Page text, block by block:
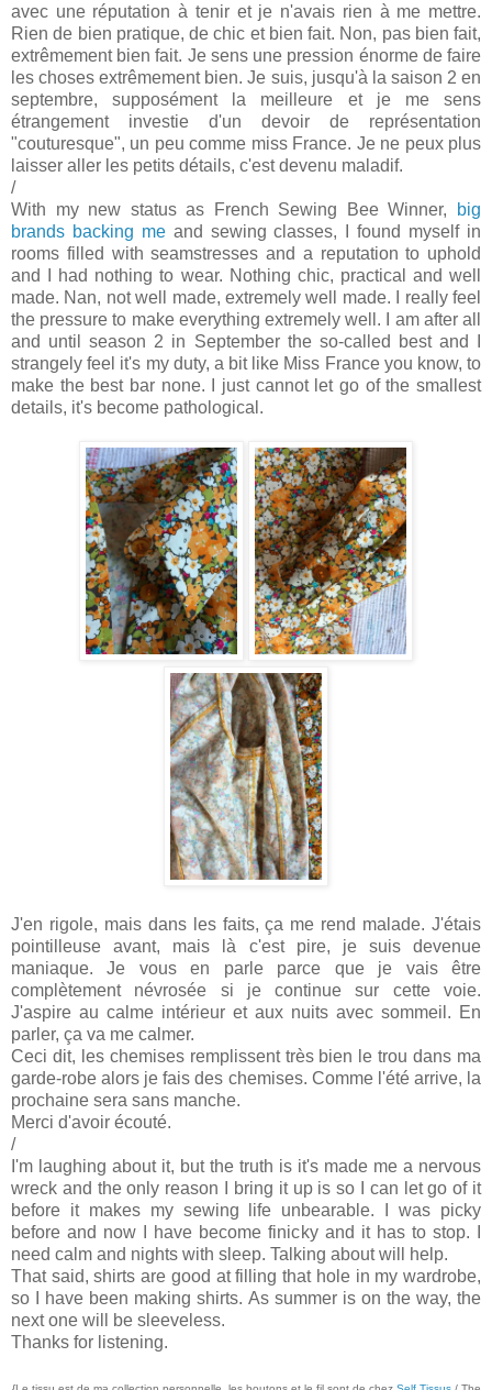
avec une réputation à tenir et je n'avais rien à me mettre.
Rien de bien pratique, de chic et bien fait. Non, pas bien fait,
extrêmement bien fait. Je sens une pression énorme de faire
les choses extrêmement bien. Je suis, jusqu'à la saison 2 en
septembre, supposément la meilleure et je me sens
étrangement investie d'un devoir de représentation
"couturesque", un peu comme miss France. Je ne peux plus
laisser aller les petits détails, c'est devenu maladif.
/
With my new status as French Sewing Bee Winner,
big
brands backing meand sewing classes, I found myself in
rooms filled with seamstresses and a reputation to uphold
and I had nothing to wear. Nothing chic, practical and well
made. Nan, not well made, extremely well made. I really feel
the pressure to make everything extremely well. I am after all
and until season 2 in September the so-called best and I
strangely feel it's my duty, a bit like Miss France you know, to
make the best bar none. I just cannot let go of the smallest
details, it's become pathological.
J'en rigole, mais dans les faits, ça me rend malade. J'étais
pointilleuse avant, mais là c'est pire, je suis devenue
maniaque. Je vous en parle parce que je vais être
complètement névrosée si je continue sur cette voie.
J'aspire au calme intérieur et aux nuits avec sommeil. En
parler, ça va me calmer.
Ceci dit, les chemises remplissent très bien le trou dans ma
garde-robe alors je fais des chemises. Comme l'été arrive, la
prochaine sera sans manche.
Merci d'avoir écouté.
/
I'm laughing about it, but the truth is it's made me a nervous
wreck and the only reason I bring it up is so I can let go of it
before it makes my sewing life unbearable. I was picky
before and now I have become finicky and it has to stop. I
need calm and nights with sleep. Talking about will help.
That said, shirts are good at filling that hole in my wardrobe,
so I have been making shirts. As summer is on the way, the
next one will be sleeveless.
Thanks for listening.